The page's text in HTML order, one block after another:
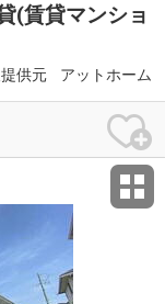
(賃貸マンショ
供元 アットホーム